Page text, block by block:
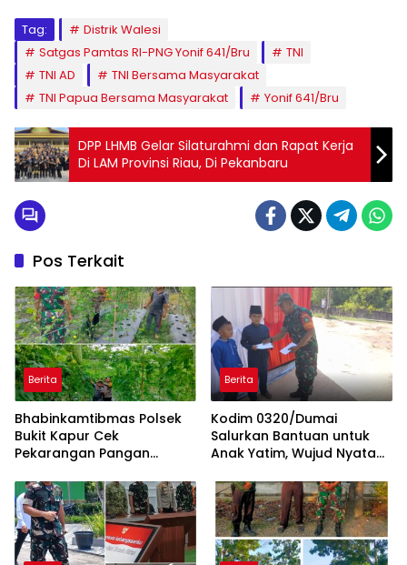
Tag:
Distrik Walesi
Satgas Pamtas RI-PNG Yonif 641/Bru
TNI
TNI AD
TNI Bersama Masyarakat
TNI Papua Bersama Masyarakat
Yonif 641/Bru
DPP LHMB Gelar Silaturahmi dan Rapat Kerja
Di LAM Provinsi Riau, Di Pekanbaru
Pos Terkait
Berita
Bhabinkamtibmas Polsek
Bukit Kapur Cek
Pekarangan Pangan
Zulfahli Tegaskan
Komitmen Dukung
Ketahanan Pangan
Berita
Kodim 0320/Dumai
Salurkan Bantuan untuk
Anak Yatim, Wujud Nyata
Masyarakat